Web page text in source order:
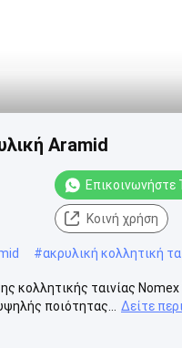
Aramid
Κοινή χρήση
#ακρυλική κολλητική
κολλητικής ταινίας
ποιότητας...
Δείτε